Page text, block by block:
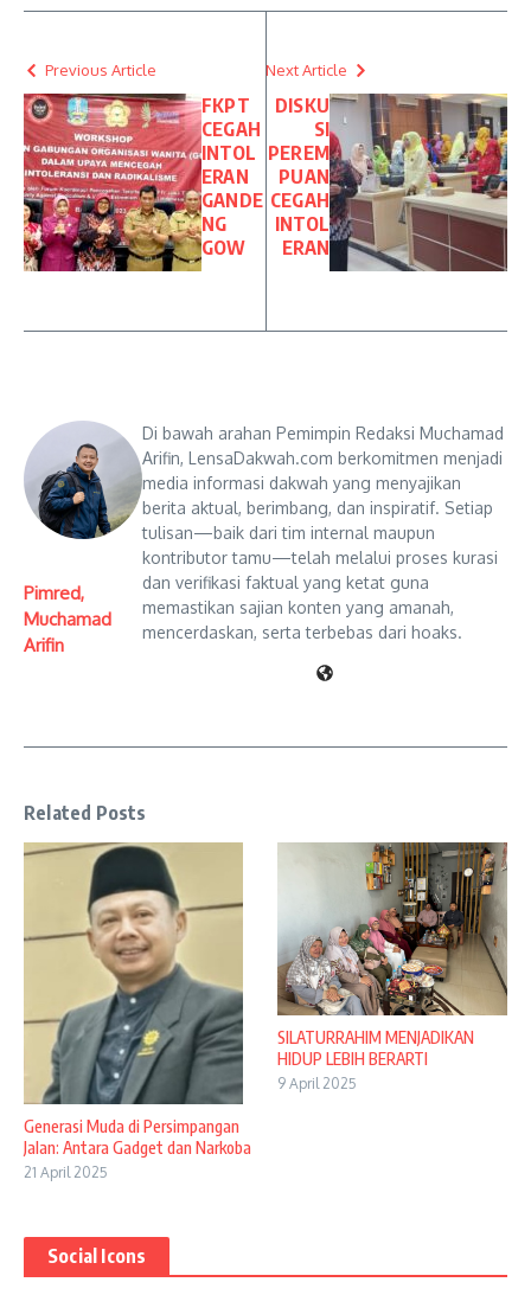
Previous Article
FKPT
CEGAH
INTOL
ERAN
GANDE
NG
GOW
Next Article
DISKU
SI
PEREM
PUAN
CEGAH
INTOL
ERAN
Pimred,
Muchamad
Arifin
Di bawah arahan Pemimpin Redaksi Muchamad
Arifin, LensaDakwah.com berkomitmen menjadi
media informasi dakwah yang menyajikan
berita aktual, berimbang, dan inspiratif. Setiap
tulisan—baik dari tim internal maupun
kontributor tamu—telah melalui proses kurasi
dan verifikasi faktual yang ketat guna
memastikan sajian konten yang amanah,
mencerdaskan, serta terbebas dari hoaks.
Related Posts
Generasi Muda di Persimpangan
Jalan: Antara Gadget dan Narkoba
21 April 2025
SILATURRAHIM MENJADIKAN
HIDUP LEBIH BERARTI
9 April 2025
Social Icons